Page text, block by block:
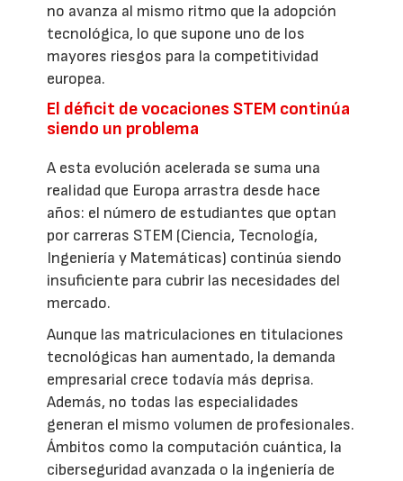
no avanza al mismo ritmo que la adopción
tecnológica, lo que supone uno de los
mayores riesgos para la competitividad
europea.
El déficit de vocaciones STEM continúa
siendo un problema
A esta evolución acelerada se suma una
realidad que Europa arrastra desde hace
años: el número de estudiantes que optan
por carreras STEM (Ciencia, Tecnología,
Ingeniería y Matemáticas) continúa siendo
insuficiente para cubrir las necesidades del
mercado.
Aunque las matriculaciones en titulaciones
tecnológicas han aumentado, la demanda
empresarial crece todavía más deprisa.
Además, no todas las especialidades
generan el mismo volumen de profesionales.
Ámbitos como la computación cuántica, la
ciberseguridad avanzada o la ingeniería de